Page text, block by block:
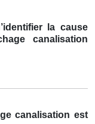
la cause
canalisation
canalisation est